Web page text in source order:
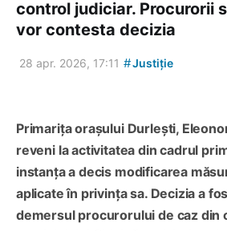
control judiciar. Procurorii
vor contesta decizia
28 apr. 2026, 17:11 #Justiție
Primarița orașului Durlești,
reveni la activitatea din cadrul
instanța a decis modificarea
aplicate în privința sa. Decizia a
demersul procurorului de caz din